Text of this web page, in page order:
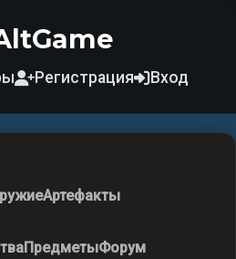
Регистрация Вход
Артефакты
ПредметыФорум